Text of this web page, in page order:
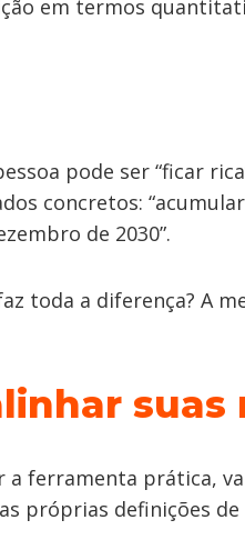
em termos
pode ser “ficar
concretos:
de 2030”.
toda a diferença? A
suas
a ferramenta prática,
próprias definições de